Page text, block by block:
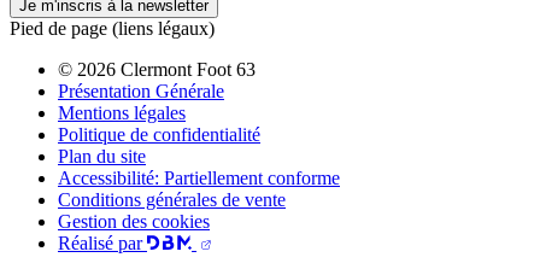
Je m'inscris à la newsletter
Pied de page (liens légaux)
© 2026 Clermont Foot 63
Présentation Générale
Mentions légales
Politique de confidentialité
Plan du site
Accessibilité: Partiellement conforme
Conditions générales de vente
Gestion des cookies
Réalisé par